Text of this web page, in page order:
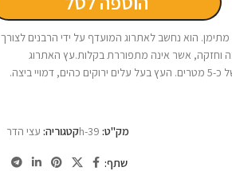
הוא נחשב לאתרוג המועדף על ידי הרבנים לצורך
וחזקה, אשר אינה מתפוררת בקלות.עץ האתרוג
התימני הוא עץ קטן עד בינוני, שיכול להגיע לגובה של כ-5 מטרים. העץ בעל עלים ירוקים כהים, דמויי ביצה.
מק"ט: h-39קטגוריה: עצי הדר
שתף: